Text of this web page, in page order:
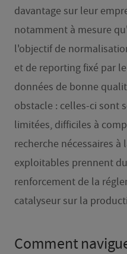
davantage sur leur
notamment à mesure
l'objectif de
et de reporting fixé par
données de bonne
obstacle : celles-ci sont
limitées, difficiles à
recherche nécessaires
exploitables prennent
renforcement de la
catalyseur sur la
Comment